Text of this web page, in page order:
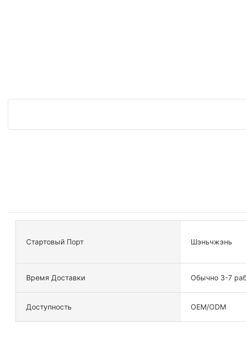
Стартовый Порт Шэньчжэнь
Время Доставки Обычно 3-7
Доступность OEM/ODM